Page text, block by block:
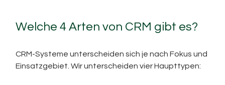
Welche 4 Arten von CRM gibt es?
CRM-Systeme unterscheiden sich je nach Fokus und
Einsatzgebiet. Wir unterscheiden vier Haupttypen: